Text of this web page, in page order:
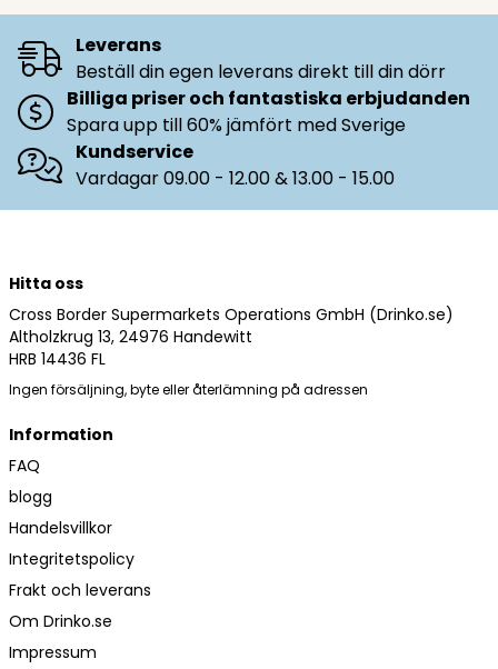
Leverans
Beställ din egen leverans direkt till din dörr
Billiga priser och fantastiska erbjudanden
Spara upp till 60% jämfört med Sverige
Kundservice
Vardagar 09.00 - 12.00 & 13.00 - 15.00
Hitta oss
Cross Border Supermarkets Operations GmbH (Drinko.se)
Altholzkrug 13, 24976 Handewitt
HRB 14436 FL
Ingen försäljning, byte eller återlämning på adressen
Information
FAQ
blogg
Handelsvillkor
Integritetspolicy
Frakt och leverans
Om Drinko.se
Impressum